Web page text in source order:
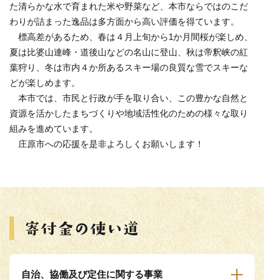
た清らかな水で育まれた米や野菜など、本市ならではのこだ
わりが詰まった逸品は多方面から高い評価を得ています。
標高差があるため、春は４月上旬から1か月間桜が楽しめ、
夏は比婆山連峰・道後山などの名山に登山、秋は帝釈峡の紅
葉狩り、冬は市内４か所あるスキー場の良質な雪でスキーな
どが楽しめます。
本市では、市民と行政が手を取り合い、この豊かな自然と
資源を活かしたまちづくりや地域活性化のための様々な取り
組みを進めています。
庄原市への応援を是非よろしくお願いします！
自治、協働及び定住に関する事業